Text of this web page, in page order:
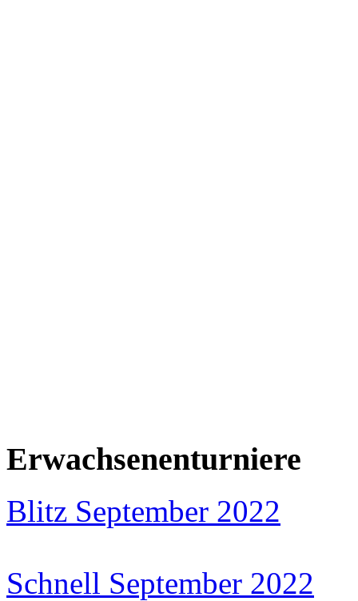
Erwachsenenturniere
Blitz September 2022
Schnell September 2022